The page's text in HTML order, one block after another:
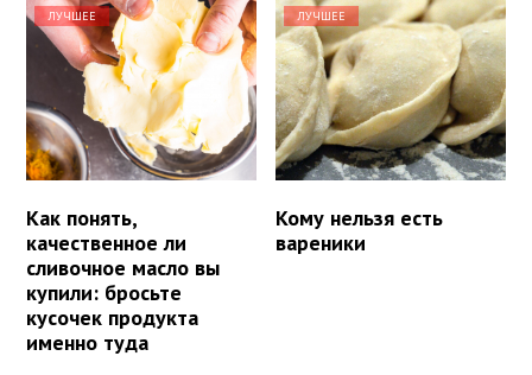
ЛУЧШЕЕ
Как понять,
качественное ли
сливочное масло вы
купили: бросьте
кусочек продукта
именно туда
ЛУЧШЕЕ
Кому нельзя есть
вареники